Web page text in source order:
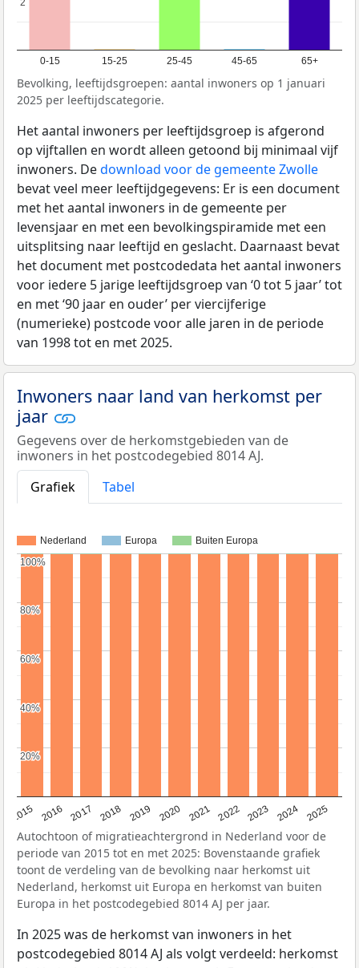
0-15 15-25 25-45 45-65 65+
Bevolking, leeftijdsgroepen: aantal inwoners op 1 januari
2025 per leeftijdscategorie.
Het aantal inwoners per leeftijdsgroep is afgerond
op vijftallen en wordt alleen getoond bij minimaal vijf
inwoners. Dedownload voor de gemeente Zwolle
bevat veel meer leeftijdgegevens: Er is een document
met het aantal inwoners in de gemeente per
levensjaar en met een bevolkingspiramide met een
uitsplitsing naar leeftijd en geslacht. Daarnaast bevat
het document met postcodedata het aantal inwoners
voor iedere 5 jarige leeftijdsgroep van ‘0 tot 5 jaar’ tot
en met ‘90 jaar en ouder’ per viercijferige
(numerieke) postcode voor alle jaren in de periode
van 1998 tot en met 2025.
Inwoners naar land van herkomst per
jaar
Gegevens over de herkomstgebieden van de
inwoners in het postcodegebied 8014 AJ.
Grafiek
Tabel
Nederland Europa Buiten Europa
2015 2016 2017 2018 2019 2020 2021 2022 2023 2024 2025
20%
20%
40%
40%
60%
60%
80%
80%
100%
100%
Autochtoon of migratieachtergrond in Nederland voor de
periode van 2015 tot en met 2025: Bovenstaande grafiek
toont de verdeling van de bevolking naar herkomst uit
Nederland, herkomst uit Europa en herkomst van buiten
Europa in het postcodegebied 8014 AJ per jaar.
In 2025 was de herkomst van inwoners in het
postcodegebied 8014 AJ als volgt verdeeld: herkomst